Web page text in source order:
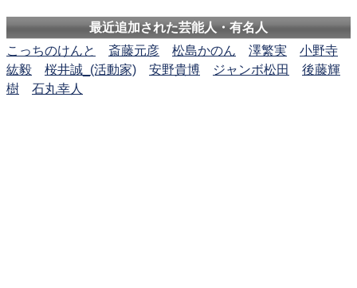
最近追加された芸能人・有名人
こっちのけんと
斎藤元彦 松島かのん 澤繁実
小野寺
紘毅
桜井誠_(活動家) 安野貴博 ジャンボ松田
後藤輝
樹
石丸幸人